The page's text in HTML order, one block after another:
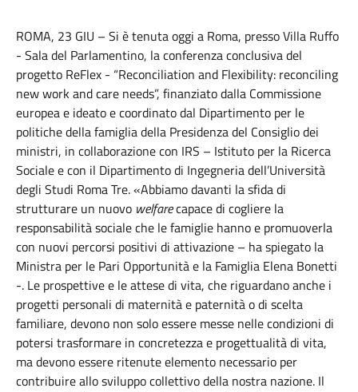
ROMA, 23 GIU – Si è tenuta oggi a Roma, presso Villa Ruffo
- Sala del Parlamentino, la conferenza conclusiva del
progetto ReFlex - “Reconciliation and Flexibility: reconciling
new work and care needs”, finanziato dalla Commissione
europea e ideato e coordinato dal Dipartimento per le
politiche della famiglia della Presidenza del Consiglio dei
ministri, in collaborazione con IRS – Istituto per la Ricerca
Sociale e con il Dipartimento di Ingegneria dell’Università
degli Studi Roma Tre. «Abbiamo davanti la sfida di
strutturare un nuovo welfarecapace di cogliere la
responsabilità sociale che le famiglie hanno e promuoverla
con nuovi percorsi positivi di attivazione – ha spiegato la
Ministra per le Pari Opportunità e la Famiglia Elena Bonetti
-. Le prospettive e le attese di vita, che riguardano anche i
progetti personali di maternità e paternità o di scelta
familiare, devono non solo essere messe nelle condizioni di
potersi trasformare in concretezza e progettualità di vita,
ma devono essere ritenute elemento necessario per
contribuire allo sviluppo collettivo della nostra nazione. Il